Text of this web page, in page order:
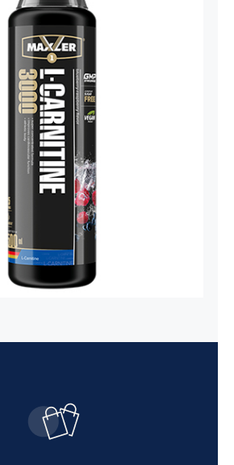
Liquid Comfortable Shape
3000 – 500 ml
Mršavko Svi proizvodi
1.800,00рсд